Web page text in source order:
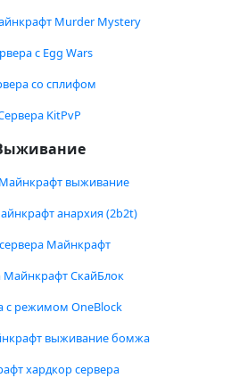
Murder Mystery
с Egg Wars
со сплифом
KitPvP
выживание
анархия (2b2t)
Майнкрафт
Майнкрафт СкайБлок
с режимом OneBlock
выживание бомжа
хардкор сервера